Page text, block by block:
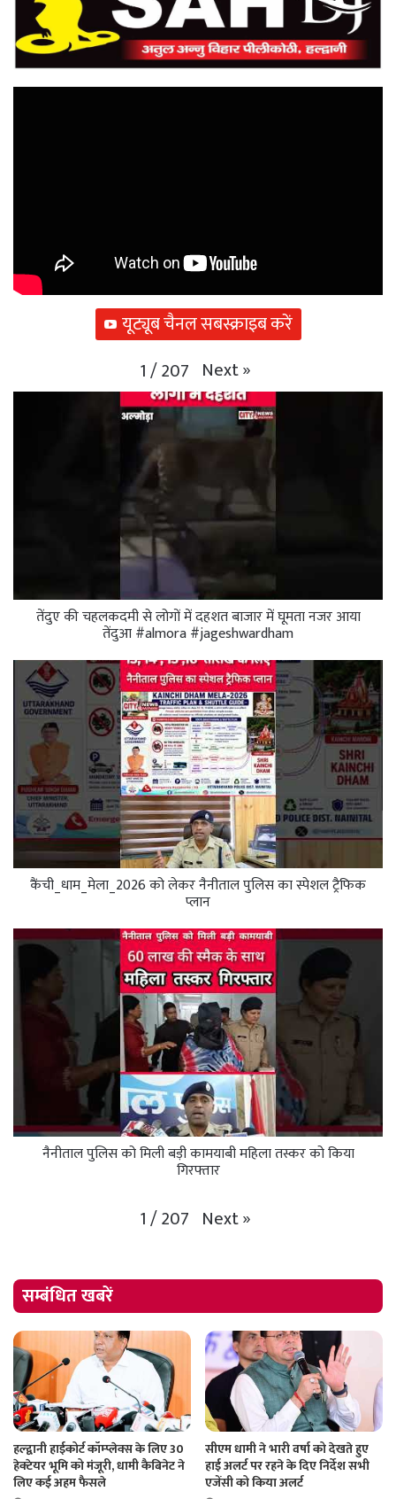
यूट्यूब चैनल सबस्क्राइब करें
1/207 Next»
तेंदुए की चहलकदमी से लोगों में दहशत बाजार में घूमता नजर आया
तेंदुआ #almora #jageshwardham
कैंची_धाम_मेला_2026 को लेकर नैनीताल पुलिस का स्पेशल ट्रैफिक
प्लान
नैनीताल पुलिस को मिली बड़ी कामयाबी महिला तस्कर को किया
गिरफ्तार
1/207 Next»
सम्बंधित खबरें
हल्द्वानी हाईकोर्ट कॉम्प्लेक्स के लिए 30
हेक्टेयर भूमि को मंजूरी, धामी कैबिनेट ने
लिए कई अहम फैसले
सीएम धामी ने भारी वर्षा को देखते हुए
हाई अलर्ट पर रहने के दिए निर्देश सभी
एजेंसी को किया अलर्ट